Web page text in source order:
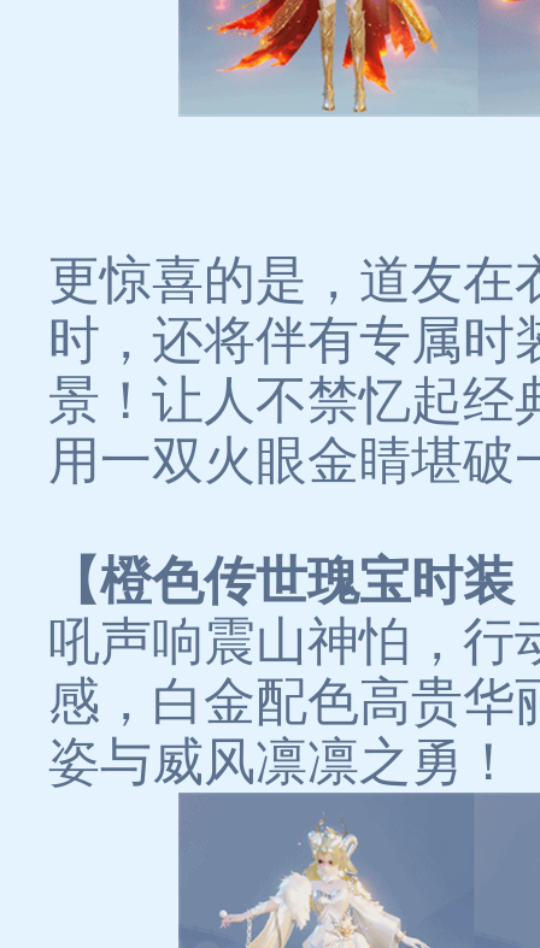
更惊喜的是，道友在
时，还将伴有专属时
景！让人不禁忆起经
用一双火眼金睛堪破
【橙色传世瑰宝时
吼声响震山神怕，行
感，白金配色高贵华
姿与威风凛凛之勇！